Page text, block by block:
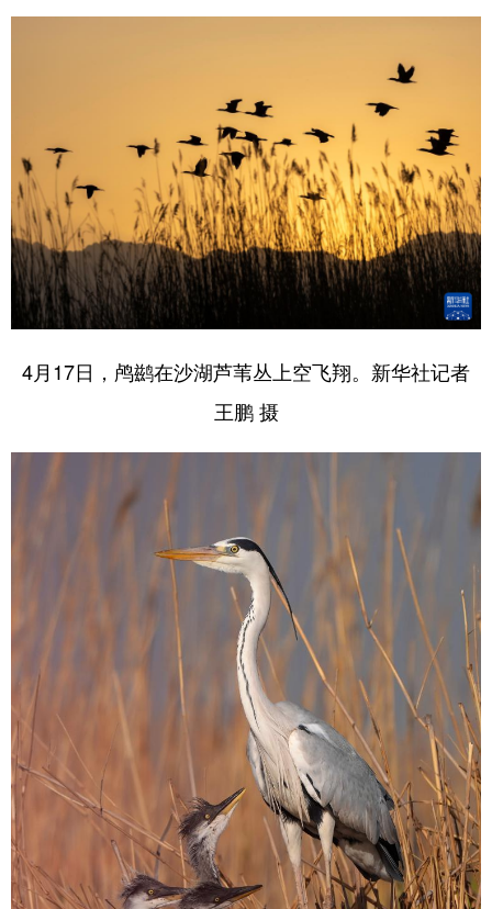
4月17日，鸬鹚在沙湖芦苇丛上空飞翔。新华社记者
王鹏 摄